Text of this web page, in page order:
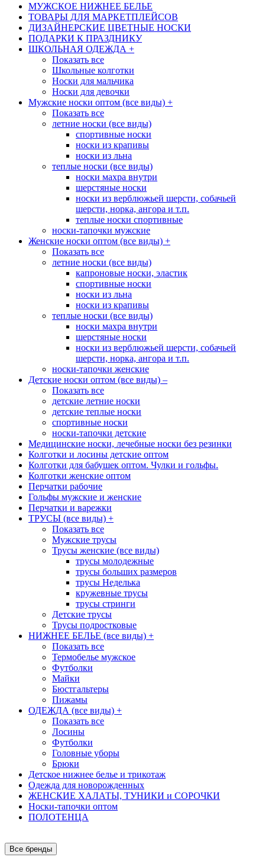
МУЖСКОЕ НИЖНЕЕ БЕЛЬЕ
ТОВАРЫ ДЛЯ МАРКЕТПЛЕЙСОВ
ДИЗАЙНЕРСКИЕ ЦВЕТНЫЕ НОСКИ
ПОДАРКИ К ПРАЗДНИКУ
ШКОЛЬНАЯ ОДЕЖДА +
Показать все
Школьные колготки
Носки для мальчика
Носки для девочки
Мужские носки оптом (все виды) +
Показать все
летние носки (все виды)
спортивные носки
носки из крапивы
носки из льна
теплые носки (все виды)
носки махра внутри
шерстяные носки
носки из верблюжьей шерсти, собачьей
шерсти, норка, ангора и т.п.
теплые носки спортивные
носки-тапочки мужские
Женские носки оптом (все виды) +
Показать все
летние носки (все виды)
капроновые носки, эластик
спортивные носки
носки из льна
носки из крапивы
теплые носки (все виды)
носки махра внутри
шерстяные носки
носки из верблюжьей шерсти, собачьей
шерсти, норка, ангора и т.п.
носки-тапочки женские
Детские носки оптом (все виды) –
Показать все
детские летние носки
детские теплые носки
спортивные носки
носки-тапочки детские
Медицинские носки, лечебные носки без резинки
Колготки и лосины детские оптом
Колготки для бабушек оптом. Чулки и гольфы.
Колготки женские оптом
Перчатки рабочие
Гольфы мужские и женские
Перчатки и варежки
ТРУСЫ (все виды) +
Показать все
Мужские трусы
Трусы женские (все виды)
трусы молодежные
трусы больших размеров
трусы Неделька
кружевные трусы
трусы стринги
Детские трусы
Трусы подростковые
НИЖНЕЕ БЕЛЬЕ (все виды) +
Показать все
Термобелье мужское
Футболки
Майки
Бюстгальтеры
Пижамы
ОДЕЖДА (все виды) +
Показать все
Лосины
Футболки
Головные уборы
Брюки
Детское нижнее белье и трикотаж
Одежда для новорожденных
ЖЕНСКИЕ ХАЛАТЫ, ТУНИКИ и СОРОЧКИ
Носки-тапочки оптом
ПОЛОТЕНЦА
Все бренды